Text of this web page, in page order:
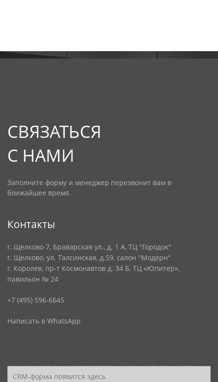
СВЯЗАТЬСЯ
С НАМИ
Заполните форму и менеджер перезвонит вам в
ближайшее время.
Контакты
г. Щелково-7, Браварская ул., д. 1 А, ТЦ "Городок"
г. Щелково, ул. Талсинская, д.59, салон "Модерн"
г. Королев, пр-т Космонавтов д. 34 Б, ТЦ «Юпитер»,
павильон № 24
+7 (495) 596-6645
Написать в WhatsApp
CRM-форма появится здесь